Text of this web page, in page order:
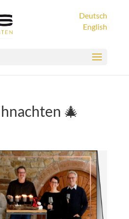
Deutsch
English
🎄